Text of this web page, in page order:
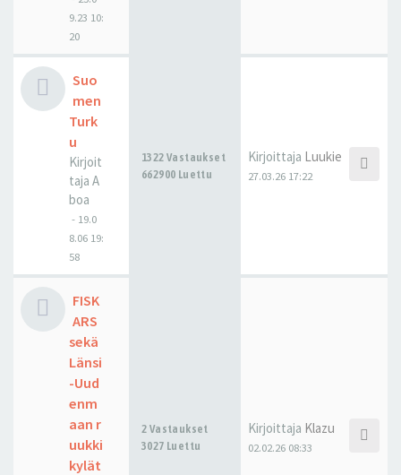
9.23 10:
20
Suo
men
Turk
u
Kirjoit
taja A
boa
- 19.0
8.06 19:
58
1322 Vastaukset
662900 Luettu
Kirjoittaja Luukie
27.03.26 17:22
FISK
ARS
sekä
Länsi
-Uud
enm
aan r
uukki
kylät
2 Vastaukset
3027 Luettu
Kirjoittaja Klazu
02.02.26 08:33